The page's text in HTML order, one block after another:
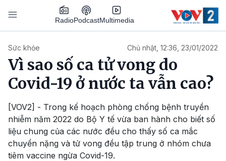
Nhảy đến nội dung
RadioPodcastMultimedia
Sức khỏe Chủ nhật, 12:36, 23/01/2022
Vì sao số ca tử vong do
Covid-19 ở nước ta vẫn cao?
[VOV2] - Trong kế hoạch phòng chống bệnh truyền
nhiễm năm 2022 do Bộ Y tế vừa ban hành cho biết số
liệu chung của các nước đều cho thấy số ca mắc
chuyển nặng và tử vong đều tập trung ở nhóm chưa
tiêm vaccine ngừa Covid-19.